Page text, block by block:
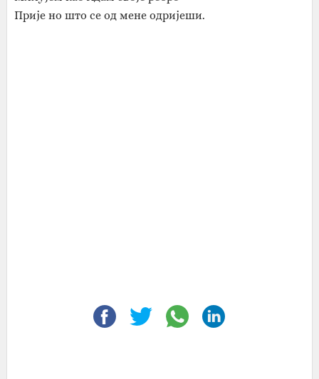
Прије но што се од мене одријеши.